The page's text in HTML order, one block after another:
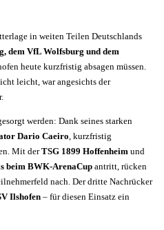
in weiten Teilen Deutschlands
dem VfL Wolfsburg und dem
heute kurzfristig absagen müssen.
leicht, war angesichts der
werden: Dank seines starken
Dario Caeiro, kurzfristig
Mit derTSG 1899 Hoffenheim und
beim BWK-ArenaCup antritt, rücken
nach. Der dritte Nachrücker
Ilshofen – für diesen Einsatz ein